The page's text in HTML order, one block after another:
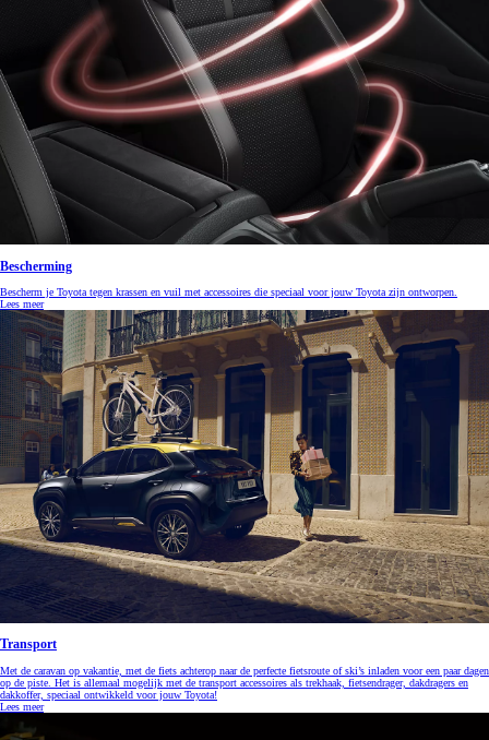
Bescherming
Bescherm je Toyota tegen krassen en vuil met accessoires die speciaal voor jouw Toyota zijn ontworpen.
Lees meer
Transport
Met de caravan op vakantie, met de fiets achterop naar de perfecte fietsroute of ski’s inladen voor een paar dagen
op de piste. Het is allemaal mogelijk met de transport accessoires als trekhaak, fietsendrager, dakdragers en
dakkoffer, speciaal ontwikkeld voor jouw Toyota!
Lees meer